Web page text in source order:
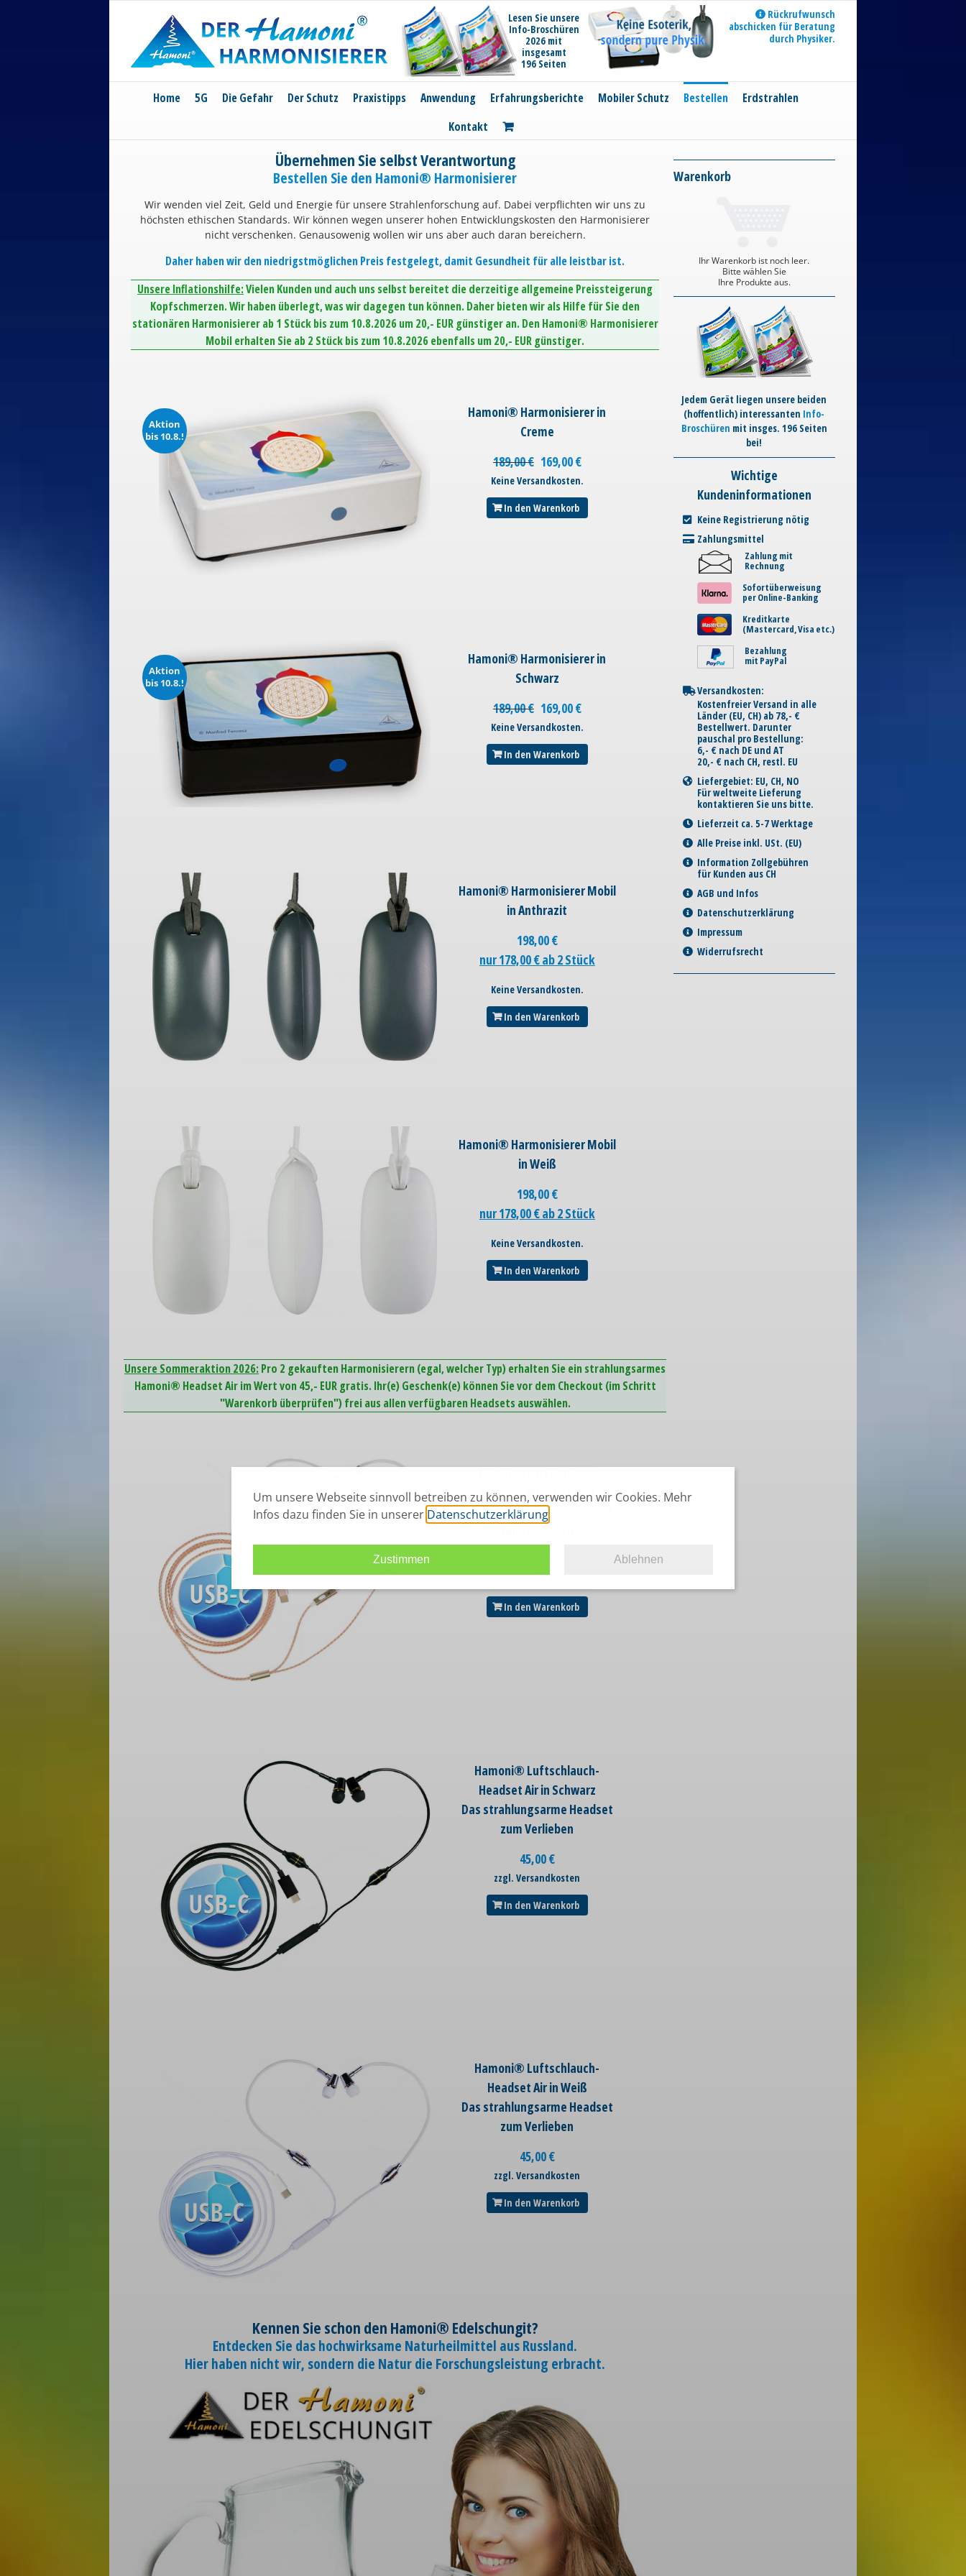
Lesen Sie unsere
Info-Broschüren
2026 mit
insgesamt
196 Seiten
Rückrufwunsch
abschicken für Beratung
durch Physiker.
Home 5G Die Gefahr Der Schutz Praxistipps Anwendung Erfahrungsberichte Mobiler Schutz Bestellen
Erdstrahlen
Kontakt
Übernehmen Sie selbst Verantwortung
Bestellen Sie den Hamoni® Harmonisierer
Wir wenden viel Zeit, Geld und Energie für unsere Strahlenforschung auf. Dabei verpflichten wir uns zu
höchsten ethischen Standards. Wir können wegen unserer hohen Entwicklungskosten den Harmonisierer
nicht verschenken. Genausowenig wollen wir uns aber auch daran bereichern.
Daher haben wir den niedrigstmöglichen Preis festgelegt, damit Gesundheit für alle leistbar ist.
Unsere Inflationshilfe:Vielen Kunden und auch uns selbst bereitet die derzeitige allgemeine Preissteigerung
Kopfschmerzen. Wir haben überlegt, was wir dagegen tun können. Daher bieten wir als Hilfe für Sie den
stationären Harmonisierer ab 1 Stück bis zum 10.8.2026 um 20,- EUR günstiger an. Den Hamoni® Harmonisierer
Mobil erhalten Sie ab 2 Stück bis zum 10.8.2026 ebenfalls um 20,- EUR günstiger.
Aktion
bis 10.8.!
Hamoni® Harmonisierer in
Creme
189,00€ 169,00€
Keine Versandkosten.
In den Warenkorb
Aktion
bis 10.8.!
Hamoni® Harmonisierer in
Schwarz
189,00€ 169,00€
Keine Versandkosten.
In den Warenkorb
Hamoni® Harmonisierer Mobil
in Anthrazit
198,00€
nur 178,00 € ab 2 Stück
Keine Versandkosten.
In den Warenkorb
Hamoni® Harmonisierer Mobil
in Weiß
198,00€
nur 178,00 € ab 2 Stück
Keine Versandkosten.
In den Warenkorb
Unsere Sommeraktion 2026: Pro 2 gekauften Harmonisierern (egal, welcher Typ) erhalten Sie ein strahlungsarmes
Hamoni® Headset Air im Wert von 45,- EUR gratis. Ihr(e) Geschenk(e) können Sie vor dem Checkout (im Schritt
"Warenkorb überprüfen") frei aus allen verfügbaren Headsets auswählen.
Hamoni® Luftschlauch-
Headset Air in Rotgold
Das strahlungsarme Headset
In den Warenkorb
Hamoni® Luftschlauch-
Headset Air in Schwarz
Das strahlungsarme Headset
zum Verlieben
45,00€
zzgl. Versandkosten
In den Warenkorb
Hamoni® Luftschlauch-
Headset Air in Weiß
Das strahlungsarme Headset
zum Verlieben
45,00€
zzgl. Versandkosten
In den Warenkorb
Kennen Sie schon den Hamoni® Edelschungit?
Entdecken Sie das hochwirksame Naturheilmittel aus Russland.
Hier haben nicht wir, sondern die Natur die Forschungsleistung erbracht.
Warenkorb
Ihr Warenkorb ist noch leer.
Bitte wählen Sie
Ihre Produkte aus.
Jedem Gerät liegen unsere beiden
(hoffentlich) interessanten Info-
Broschüren mit insges. 196 Seiten
bei!
Wichtige
Kundeninformationen
Keine Registrierung nötig
Zahlungsmittel
Zahlung mit
Rechnung
Sofortüberweisung
per Online-Banking
Kreditkarte
(Mastercard, Visa etc.)
Bezahlung
mit PayPal
Versandkosten:
Kostenfreier Versand in alle
Länder (EU, CH) ab 78,- €
Bestellwert. Darunter
pauschal pro Bestellung:
6,- € nach DE und AT
20,- € nach CH, restl. EU
Liefergebiet: EU, CH, NO
Für weltweite Lieferung
kontaktieren Sie uns bitte.
Lieferzeit ca. 5-7 Werktage
Alle Preise inkl. USt. (EU)
Information Zollgebühren
für Kunden aus CH
AGB und Infos
Datenschutzerklärung
Impressum
Widerrufsrecht
Um unsere Webseite sinnvoll betreiben zu können, verwenden wir Cookies. Mehr
Infos dazu finden Sie in unserer Datenschutzerklärung
Zustimmen Ablehnen